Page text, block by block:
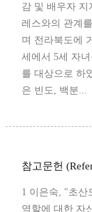
감 및 배우자 지
레스와의 관계
며 전라북도에
세에서 5세 자녀
를 대상으로 하
은 빈도, 백분...
참고문헌
1 이은숙, "초산
역할에 대한 자